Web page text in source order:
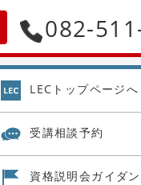
082-
LECトップページへ
受講相談予約
資格説明会ガイダ